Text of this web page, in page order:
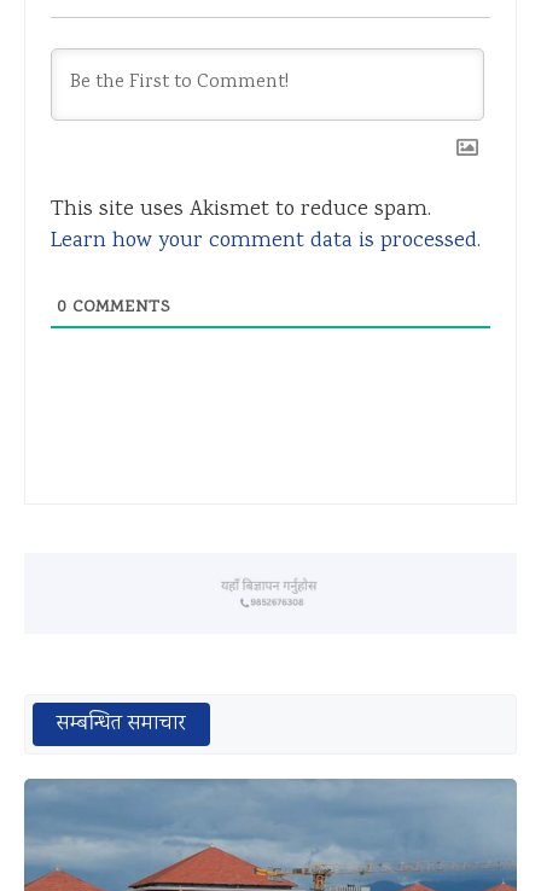
This site uses Akismet to reduce spam.
Learn how your comment data is processed.
0 COMMENTS
सम्बन्धित समाचार